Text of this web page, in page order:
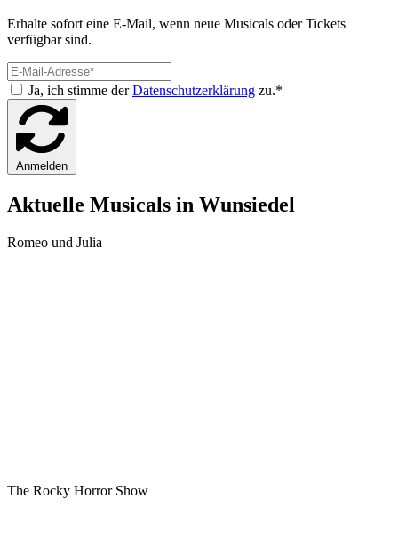
Erhalte sofort eine E-Mail, wenn neue Musicals oder Tickets
verfügbar sind.
Ja, ich stimme derDatenschutzerklärung zu.*
Anmelden
Aktuelle Musicals in Wunsiedel
Romeo und Julia
The Rocky Horror Show